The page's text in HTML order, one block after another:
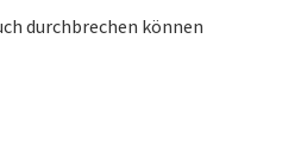
durchbrechen können